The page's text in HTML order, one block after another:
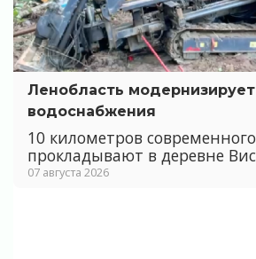
Ленобласть
водоснабжения
10 километров
прокладывают в деревне
07 августа 2026